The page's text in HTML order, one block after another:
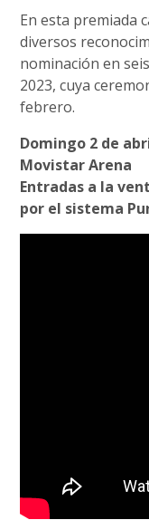
En esta premiada
diversos
nominación en
2023, cuya
febrero.
Domingo 2 de
Movistar Arena
Entradas a la
por el sistema